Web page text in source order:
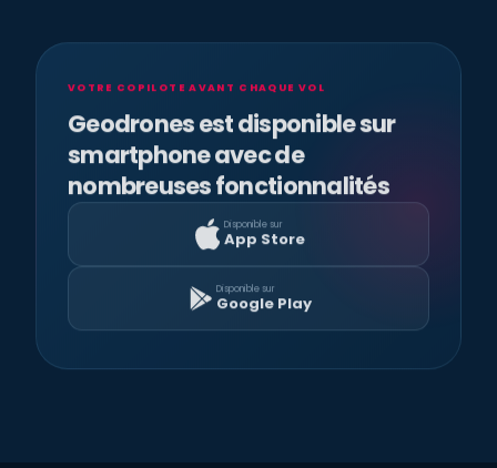
VOTRE COPILOTE AVANT CHAQUE VOL
Geodrones est disponible sur
smartphone avec de
nombreuses fonctionnalités
Disponible sur
App Store
Disponible sur
Google Play